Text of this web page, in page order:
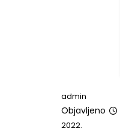
admin
Objavljeno
2022.